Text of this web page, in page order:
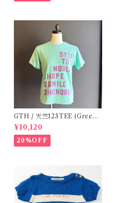
GTH / 天竺123TEE (Green)
/ Size 1
¥10,120
20%OFF